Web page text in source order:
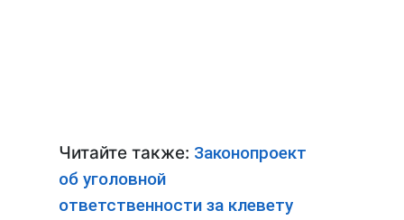
Читайте также: Законопроект
об уголовной
ответственности за клевету